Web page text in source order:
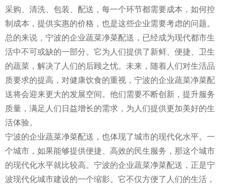
采购、清洗、包装、配送，每一个环节都需要成本，如何控
制成本，提供实惠的价格，也是这些企业需要考虑的问题。
总的来说，宁波的企业蔬菜净菜配送，已经成为现代都市生
活中不可或缺的一部分。它为人们提供了新鲜、便捷、卫生
的蔬菜，解决了人们的后顾之忧。未来，随着人们对生活品
质要求的提高，对健康饮食的重视，宁波的企业蔬菜净菜配
送将会迎来更大的发展空间。他们需要不断创新，提升服务
质量，满足人们日益增长的需求，为人们提供更加美好的生
活体验。
宁波的企业蔬菜净菜配送，也体现了城市的现代化水平。一
个城市，如果能够提供便捷、高效的民生服务，那这个城市
的现代化水平就比较高。宁波的企业蔬菜净菜配送，正是宁
波现代化城市建设的一个缩影。它不仅方便了人们的生活，